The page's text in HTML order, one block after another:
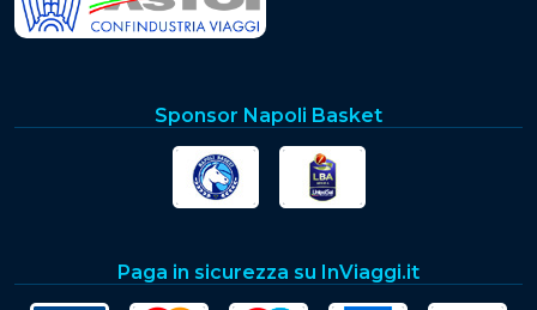
Sponsor Napoli Basket
Paga in sicurezza su InViaggi.it